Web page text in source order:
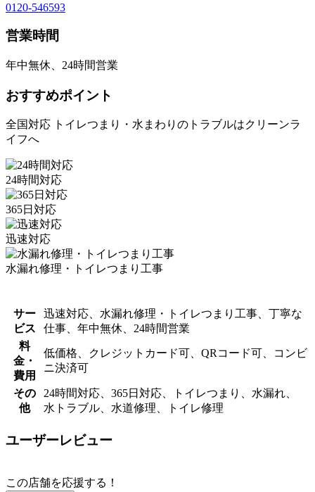
0120-546593
営業時間
年中無休、24時間営業
おすすめポイント
全国対応 トイレつまり・水まわりのトラブルはクリーンラ
イフへ
24時間対応
365日対応
迅速対応
水漏れ修理・トイレつまり工事
サー
ビス
迅速対応、水漏れ修理・トイレつまり工事、丁寧な
仕事、年中無休、24時間営業
料
金・
費用
低価格、クレジットカード可、QRコード可、コンビ
ニ決済可
その
他
24時間対応、365日対応、トイレつまり、水漏れ、
水トラブル、水道修理、トイレ修理
ユーザーレビュー
この店舗を応援する！